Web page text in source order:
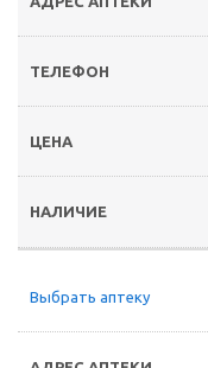
Выбрать аптеку